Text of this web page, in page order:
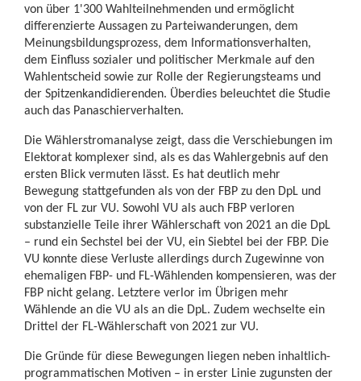
von über 1'300 Wahlteilnehmenden und ermöglicht
differenzierte Aussagen zu Parteiwanderungen, dem
Meinungsbildungsprozess, dem Informationsverhalten,
dem Einfluss sozialer und politischer Merkmale auf den
Wahlentscheid sowie zur Rolle der Regierungsteams und
der Spitzenkandidierenden. Überdies beleuchtet die Studie
auch das Panaschierverhalten.
Die Wählerstromanalyse zeigt, dass die Verschiebungen im
Elektorat komplexer sind, als es das Wahlergebnis auf den
ersten Blick vermuten lässt. Es hat deutlich mehr
Bewegung stattgefunden als von der FBP zu den DpL und
von der FL zur VU. Sowohl VU als auch FBP verloren
substanzielle Teile ihrer Wählerschaft von 2021 an die DpL
– rund ein Sechstel bei der VU, ein Siebtel bei der FBP. Die
VU konnte diese Verluste allerdings durch Zugewinne von
ehemaligen FBP- und FL-Wählenden kompensieren, was der
FBP nicht gelang. Letztere verlor im Übrigen mehr
Wählende an die VU als an die DpL. Zudem wechselte ein
Drittel der FL-Wählerschaft von 2021 zur VU.
Die Gründe für diese Bewegungen liegen neben inhaltlich-
programmatischen Motiven – in erster Linie zugunsten der